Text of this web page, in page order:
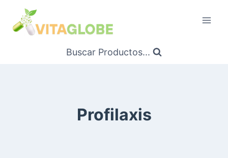
Contenido
Buscar Productos...
Profilaxis